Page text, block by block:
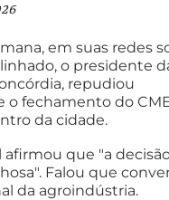
em suas redes
o presidente
repudiou
fechamento do
da cidade.
afirmou que "a
Falou que
da agroindústria.